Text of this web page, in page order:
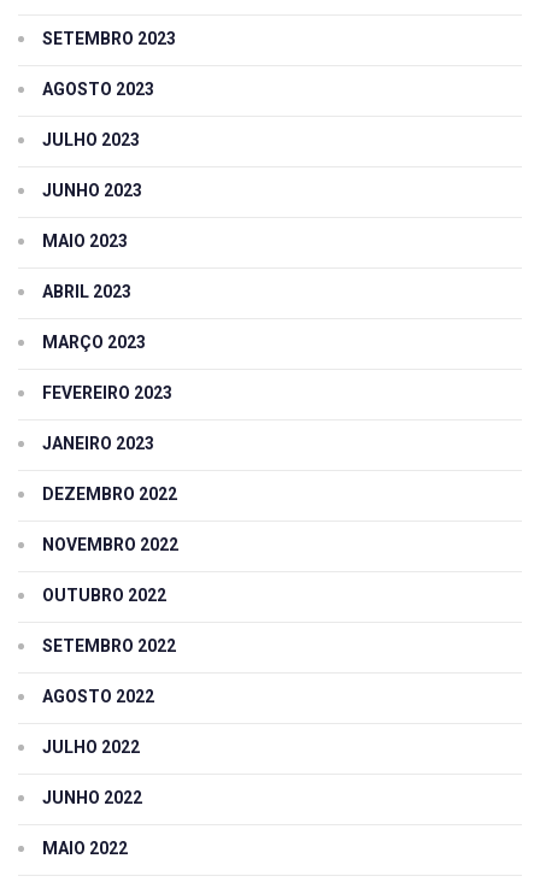
SETEMBRO 2023
AGOSTO 2023
JULHO 2023
JUNHO 2023
MAIO 2023
ABRIL 2023
MARÇO 2023
FEVEREIRO 2023
JANEIRO 2023
DEZEMBRO 2022
NOVEMBRO 2022
OUTUBRO 2022
SETEMBRO 2022
AGOSTO 2022
JULHO 2022
JUNHO 2022
MAIO 2022